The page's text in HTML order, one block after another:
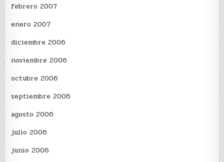
febrero 2007
enero 2007
diciembre 2006
noviembre 2006
octubre 2006
septiembre 2006
agosto 2006
julio 2006
junio 2006